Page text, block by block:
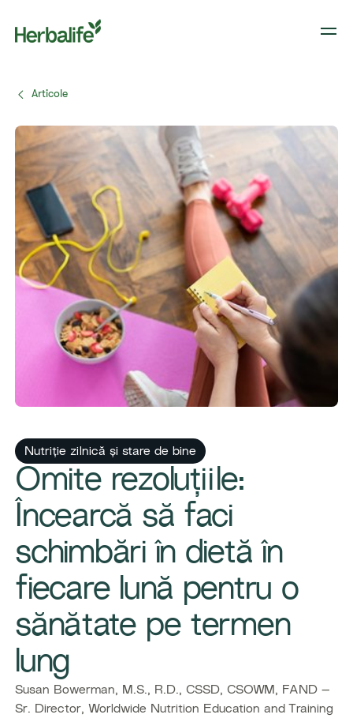
Articole
Nutriție zilnică și stare de bine
Omite rezoluțiile:
Încearcă să faci
schimbări în dietă în
fiecare lună pentru o
sănătate pe termen
lung
Susan Bowerman, M.S., R.D., CSSD, CSOWM, FAND –
Sr. Director, Worldwide Nutrition Education and Training